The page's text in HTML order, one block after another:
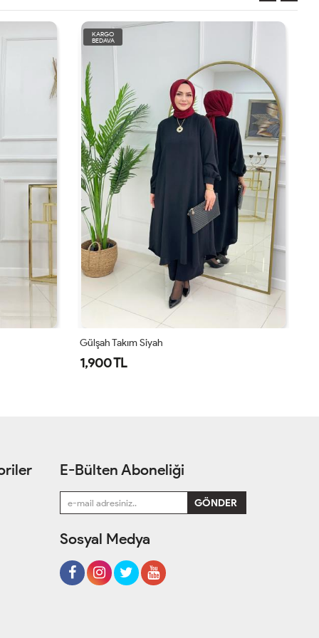
KARGO
BEDAVA
Simge Takım Acı Kahve
1,550 TL
E-Bülten Aboneliği
Sosyal Medya